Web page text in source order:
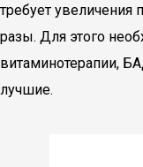
требует увеличения
разы. Для этого
витаминотерапии,
лучшие.